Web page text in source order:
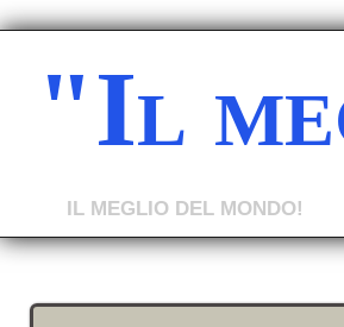
"Il
IL MEGLIO DEL MONDO!